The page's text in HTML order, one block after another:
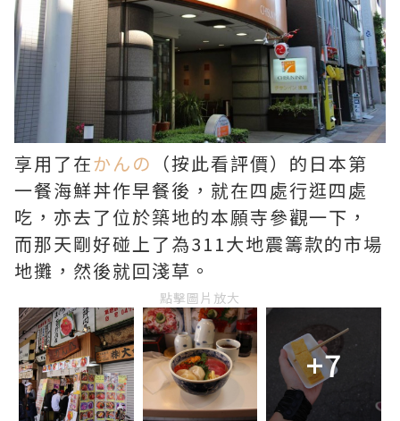
享用了在かんの （按此看評價）的日本第
一餐海鮮丼作早餐後，就在四處行逛四處
吃，亦去了位於築地的本願寺參觀一下，
而那天剛好碰上了為311大地震籌款的市場
地攤，然後就回淺草。
點擊圖片放大
+7